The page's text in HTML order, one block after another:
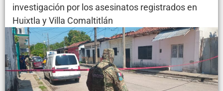
investigación por los asesinatos registrados en
Huixtla y Villa Comaltitlán